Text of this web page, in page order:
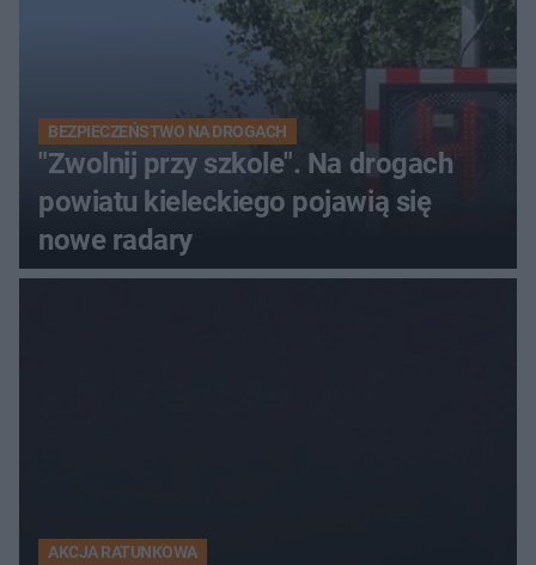
BEZPIECZEŃSTWO NA DROGACH
"Zwolnij przy szkole". Na drogach
powiatu kieleckiego pojawią się
nowe radary
AKCJA RATUNKOWA